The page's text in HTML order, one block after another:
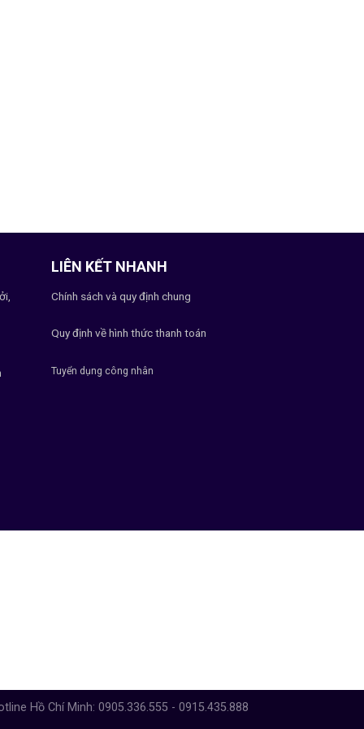
LIÊN KẾT NHANH
Chính sách và quy định chung
Quy định về hình thức thanh toán
Tuyển dụng công nhân
Hồ Chí Minh: 0905.336.555 - 0915.435.888